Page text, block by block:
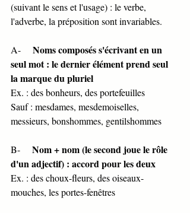
(suivant le sens et l'usage) : le verbe,
l'adverbe, la préposition sont invariables.
A- Noms composés s'écrivant en un
seul mot : le dernier élément prend seul
la marque du pluriel
Ex. : des bonheurs, des portefeuilles
Sauf : mesdames, mesdemoiselles,
messieurs, bonshommes, gentilshommes
B- Nom + nom (le second joue le rôle
d'un adjectif) : accord pour les deux
Ex. : des choux-fleurs, des oiseaux-
mouches, les portes-fenêtres